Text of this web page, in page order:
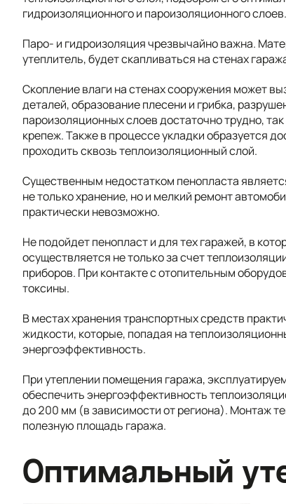
гидроизоляционного и пароизоляционного слоев.
Паро- и гидроизоляция чрезвычайно важна.
утеплитель, будет скапливаться на стенах
Скопление влаги на стенах сооружения может
деталей, образование плесени и грибка,
пароизоляционных слоев достаточно трудно,
крепеж. Также в процессе укладки образуется
проходить сквозь теплоизоляционный слой.
Существенным недостатком пенопласта
не только хранение, но и мелкий ремонт
практически невозможно.
Не подойдет пенопласт и для тех гаражей, в
осуществляется не только за счет
приборов. При контакте с отопительным
токсины.
В местах хранения транспортных средств
жидкости, которые, попадая на
энергоэффективность.
При утеплении помещения гаража,
обеспечить энергоэффективность
до 200 мм (в зависимости от региона). Монтаж
полезную площадь гаража.
Оптимальный